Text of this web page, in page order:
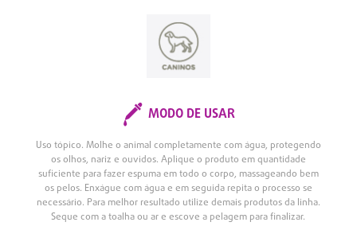
MODO DE USAR
Uso tópico. Molhe o animal completamente com água, protegendo
os olhos, nariz e ouvidos. Aplique o produto em quantidade
suficiente para fazer espuma em todo o corpo, massageando bem
os pelos. Enxágue com água e em seguida repita o processo se
necessário. Para melhor resultado utilize demais produtos da linha.
Seque com a toalha ou ar e escove a pelagem para finalizar.